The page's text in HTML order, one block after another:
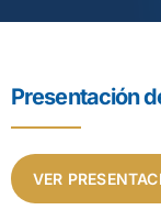
Presentación
VER